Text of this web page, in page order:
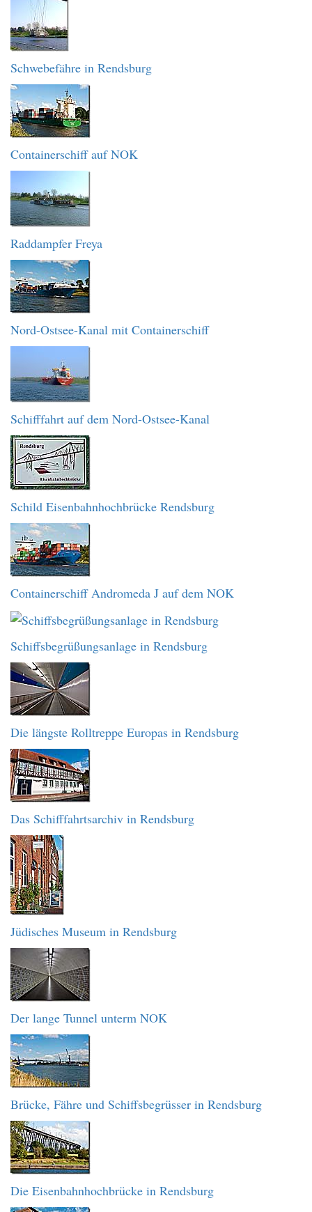
Schwebefähre in Rendsburg
Containerschiff auf NOK
Raddampfer Freya
Nord-Ostsee-Kanal mit Containerschiff
Schifffahrt auf dem Nord-Ostsee-Kanal
Schild Eisenbahnhochbrücke Rendsburg
Containerschiff Andromeda J auf dem NOK
Schiffsbegrüßungsanlage in Rendsburg
Die längste Rolltreppe Europas in Rendsburg
Das Schifffahrtsarchiv in Rendsburg
Jüdisches Museum in Rendsburg
Der lange Tunnel unterm NOK
Brücke, Fähre und Schiffsbegrüsser in Rendsburg
Die Eisenbahnhochbrücke in Rendsburg